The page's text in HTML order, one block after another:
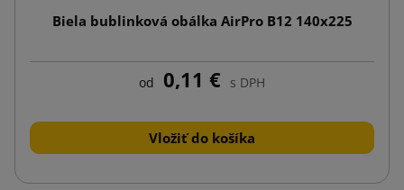
Biela bublinková obálka AirPro B12 140x225
od 0,11 € s DPH
Vložiť do košíka